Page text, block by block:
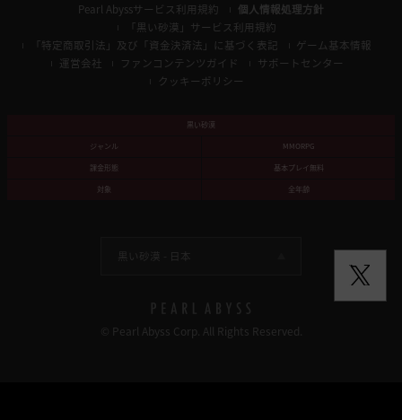
Pearl Abyssサービス利用規約
個人情報処理方針
「黒い砂漠」サービス利用規約
「特定商取引法」及び「資金決済法」に基づく表記
ゲーム基本情報
運営会社
ファンコンテンツガイド
サポートセンター
クッキーポリシー
黒い砂漠
ジャンル
MMORPG
課金形態
基本プレイ無料
対象
全年齢
黒い砂漠 -
© Pearl Abyss Corp. All Rights Reserved.